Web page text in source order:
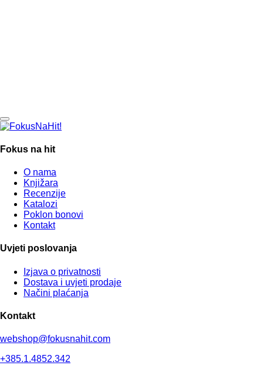
Fokus na hit
O nama
Knjižara
Recenzije
Katalozi
Poklon bonovi
Kontakt
Uvjeti poslovanja
Izjava o privatnosti
Dostava i uvjeti prodaje
Načini plaćanja
Kontakt
webshop@fokusnahit.com
+385.1.4852.342